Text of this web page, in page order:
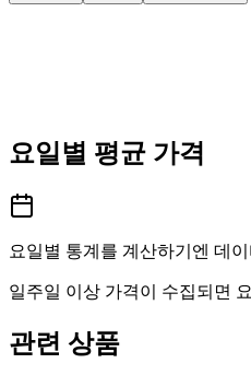
요일별 평균 가격
요일별 통계를 계산하기엔 데
일주일 이상 가격이 수집되면
관련 상품